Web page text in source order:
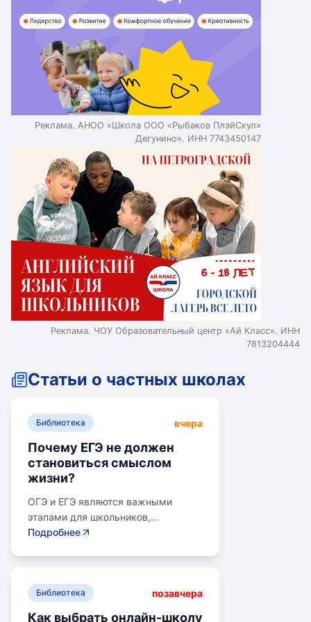
Негосударственные школы имеют аккредитацию и
должны соответствовать государственным стандартам.
Индивидуальный подход и забота о физическом и
психологическом комфорте детей являются главными
особенностями частных школ.
Реклама. АНОО «Школа ООО «Рыбаков ПлэйСкул»
Дегунино». ИНН 7743450147
Реклама. ЧОУ Образовательный центр «Ай Класс». ИНН
7813204444
Статьи о частных школах
Библиотека вчера
Почему ЕГЭ не должен
становиться смыслом
жизни?
ОГЭ и ЕГЭ являются важными
этапами для школьников,
готовящихся к переходу на
старшего подросткового и
Подробнее
Библиотека позавчера
Как выбрать онлайн-школу